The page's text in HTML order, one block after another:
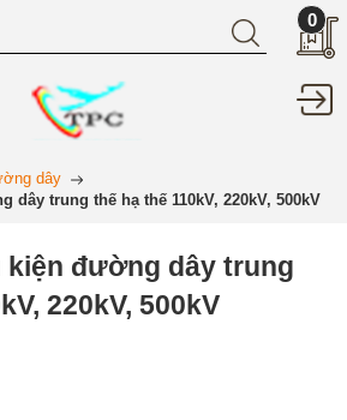
0
dây
dây trung thế hạ thế 110kV, 220kV, 500kV
kiện đường dây trung
220kV, 500kV